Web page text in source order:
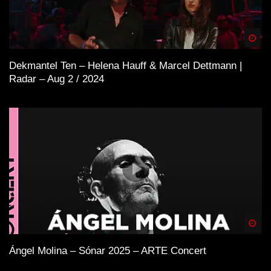
Dekmantel Ten – Helena Hauff & Marcel Dettmann |
Radar – Aug 2 / 2024
Ángel Molina – Sónar 2025 – ARTE Concert